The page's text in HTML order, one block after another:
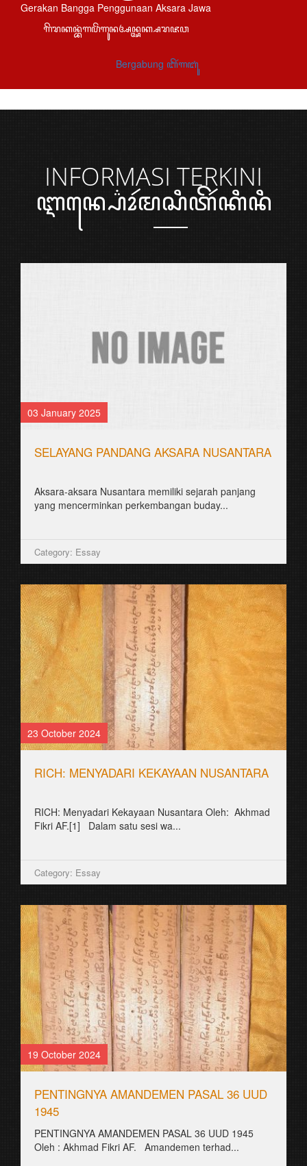
Gerakan Bangga Penggunaan Aksara Jawa
ꦒꦼꦫꦏꦤ꧀ꦧꦁꦒꦥꦼꦁꦒꦸꦤꦄꦤ꧀ꦄꦏ꧀ꦱꦫꦗꦮ
Bergabung ꦧꦼꦂꦒꦧꦸꦁ
INFORMASI TERKINI
ꦆꦤ꧀ꦥ꦳ꦺꦴꦂꦩꦱꦶꦠꦼꦂꦏꦶꦤꦶ
30 August 2021
JOGJAKARTA KOTA HANACARAKA
꧋ꦱꦼꦧꦸꦮꦃꦒꦼꦫꦏ꧀ꦥꦼꦫꦸꦧꦲꦤ꧀ꦝꦶꦪꦩ꧀ꦝꦶꦪꦩ꧀ꦠꦼꦔꦃꦣꦶꦭꦏꦸꦏꦤ꧀꧈
Category: Berita
30 August 2021
꧋ꦤꦱꦶꦒꦺꦴꦫꦺꦁꦩꦸꦭ꧀ꦠꦶꦏꦸꦭ꧀ꦠꦸꦂ
꧋ꦱꦶꦪꦥꦱꦶꦃꦪꦁꦠꦏ꧀ꦥꦼꦂꦤꦃꦩꦏꦤ꧀ꦤꦱꦶꦒꦺꦴꦫꦺꦁ?!
ꦧꦃꦏꦤ꧀ꦱꦼꦏꦼꦭꦱ꧀ꦎꦧꦩ (Obama)꧈
Category: Essay
29 August 2021
ꦭꦸꦭꦸꦕꦺꦴꦤ꧀
꧋ꦒꦸꦫꦸ꧇ ꦲꦸꦩꦸꦂꦩꦸꦥꦶꦫ꧈ ꦒꦺꦴꦁ꧉ ꧋ꦧꦒꦺꦴꦁ꧇ ꦲꦶꦕꦭ꧀ ꦥꦏ꧀ꦒꦸꦫꦸ꧉
꧋ꦒꦸꦫꦸ꧇ ꦏꦼꦥꦿꦶꦪꦺ꧈ ꦠ꧈ ꦲꦸꦩꦸꦂꦢꦢꦶꦧꦶꦱꦲꦶ...